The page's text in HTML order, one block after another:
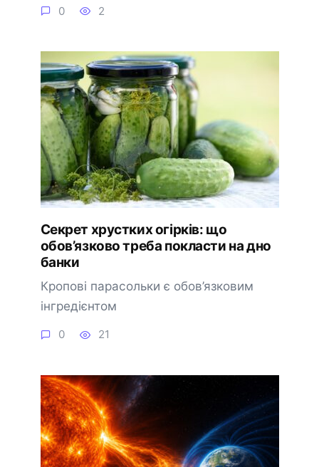
0 2
Секрет хрустких огірків: що
обов’язково треба покласти на дно
банки
Кропові парасольки є обов’язковим
інгредієнтом
0 21